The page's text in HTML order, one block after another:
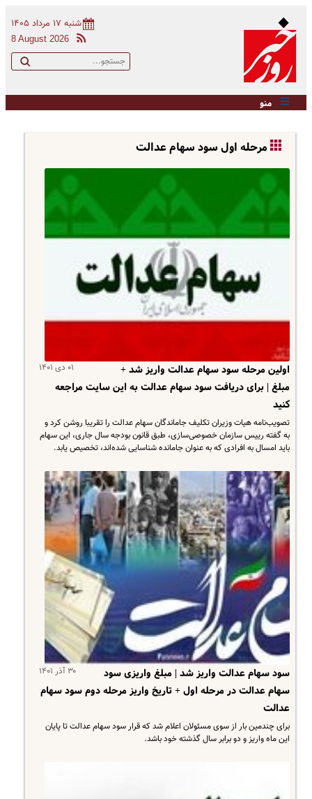
شنبه ۱۷ مرداد ۱۴۰۵
8 August 2026
منو
مرحله اول سود سهام عدالت
۰۱ دی ۱۴۰۱
اولین مرحله سود سهام عدالت واریز شد +
مبلغ | برای دریافت سود سهام عدالت به این سایت مراجعه
کنید
تصویب‌نامه هیات وزیران تکلیف جاماندگان سهام عدالت را تقریبا روشن کرد و
به گفته رییس سازمان خصوصی‌سازی، طبق قانون بودجه سال جاری، این سهام
باید امسال به افرادی که به عنوان جامانده شناسایی شده‌اند، تخصیص یابد.
۳۰ آذر ۱۴۰۱
سود سهام عدالت واریز شد | مبلغ واریزی سود
سهام عدالت در مرحله اول + تاریخ واریز مرحله دوم سود سهام
عدالت
برای چندمین بار از سوی مسئولان اعلام شد که قرار سود سهام عدالت تا پایان
این ماه واریز و دو برابر سال گذشته خود باشد.